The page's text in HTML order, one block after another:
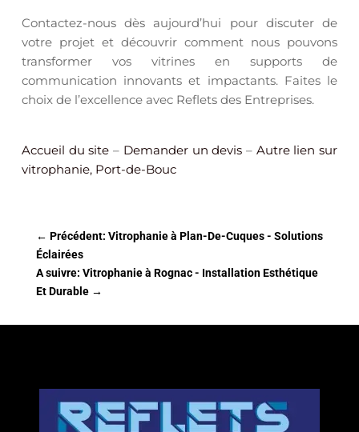
Contactez-nous dès aujourd’hui pour discuter de
votre projet et découvrir comment nous pouvons
transformer vos vitrines en supports de
communication innovants et impactants. Faites le
choix de l’excellence avec Reflets des Entreprises.
Accueil du site – Demander un devis – Autre lien sur
vitrophanie, Port-de-Bouc
← Précédent: Vitrophanie à Plan-De-Cuques - Solutions
Éclairées
A suivre: Vitrophanie à Rognac - Installation Esthétique
Et Durable→